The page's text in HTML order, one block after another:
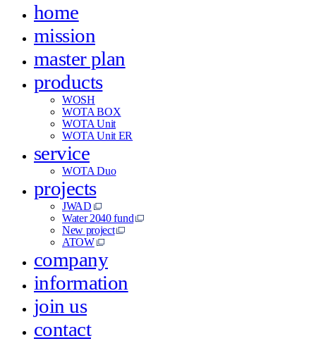
home
mission
master plan
products
WOSH
WOTA BOX
WOTA Unit
WOTA Unit ER
service
WOTA Duo
projects
JWAD
Water 2040 fund
New project
ATOW
company
information
join us
contact